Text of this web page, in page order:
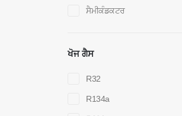
ਸੈਮੀਕੰਡਕਟਰ
ਖੋਜ ਗੈਸ
R32
R134a